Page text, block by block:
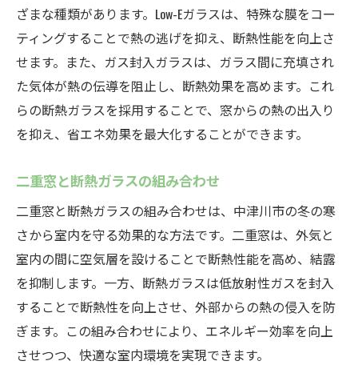
ざまな種類があります。Low-Eガラスは、特殊な膜をコー
ティングすることで熱の逃げを抑え、断熱性能を向上さ
せます。また、ガス封入ガラスは、ガラス間に充填され
た気体が熱の伝導を阻止し、断熱効果を高めます。これ
らの断熱ガラスを採用することで、窓からの熱の出入り
を抑え、省エネ効果を最大化することができます。
二重窓と断熱ガラスの組み合わせ
二重窓と断熱ガラスの組み合わせは、中津川市の冬の寒
さから室内を守る効果的な方法です。二重窓は、外気と
室内の間に空気層を設けることで断熱性能を高め、結露
を抑制します。一方、断熱ガラスは低放射性ガスを封入
することで断熱性を向上させ、外部からの熱の侵入を防
ぎます。この組み合わせにより、エネルギー効率を向上
させつつ、快適な室内環境を実現できます。